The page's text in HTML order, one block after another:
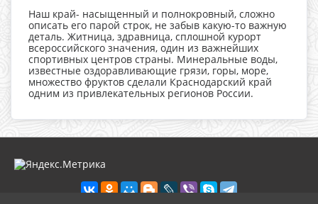
Наш край- насыщенный и полнокровный, сложно
описать его парой строк, не забыв какую-то важную
деталь. Житница, здравница, сплошной курорт
всероссийского значения, один из важнейших
спортивных центров страны. Минеральные воды,
известные оздоравливающие грязи, горы, море,
множество фруктов сделали Краснодарский край
одним из привлекательных регионов России.